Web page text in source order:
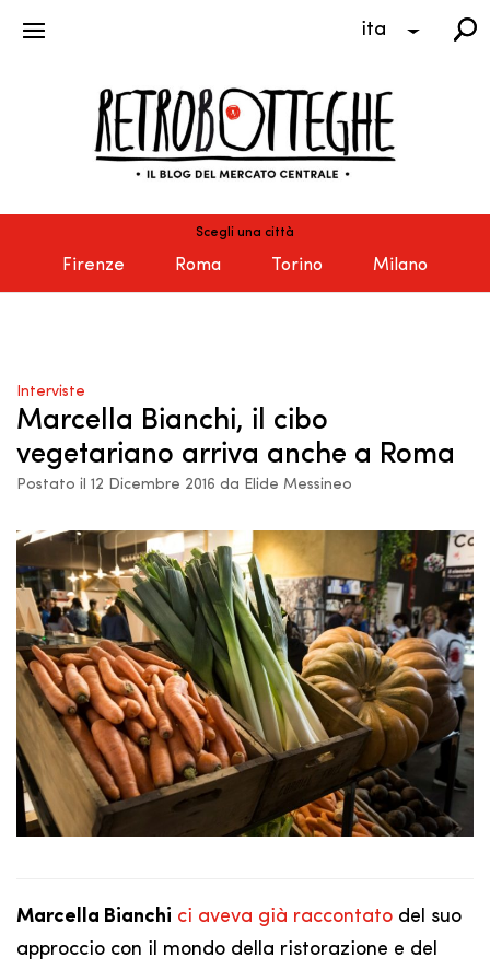
ita
Scegli una città
Firenze Roma Torino Milano
Interviste
Marcella Bianchi, il cibo
vegetariano arriva anche a Roma
Postato il 12 Dicembre 2016 da Elide Messineo
Marcella Bianchi ci aveva già raccontato del suo
approccio con il mondo della ristorazione e del